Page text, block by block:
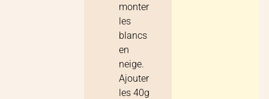
monter
les
blancs
en
neige.
Ajouter
les 40g